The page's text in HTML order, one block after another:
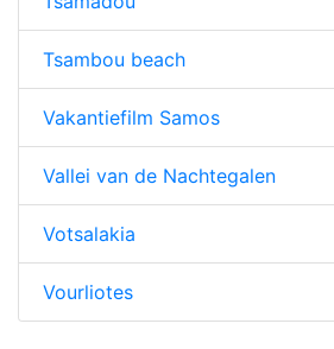
Tsambou beach
Vakantiefilm Samos
Vallei van de Nachtegalen
Votsalakia
Vourliotes